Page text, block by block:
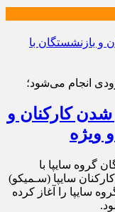
انجام می‌شود؛
شدن کارکنان و
ویژه
گروه سایپا با
سایپا (سـميكو)
سایپا را آغاز کرده